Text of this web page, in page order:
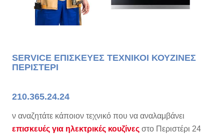
SERVICE ΕΠΙΣΚΕΥΕΣ ΤΕΧΝΙΚΟΙ ΚΟΥΖΙΝΕΣ
ΠΕΡΙΣΤΕΡΙ
210.365.24.24
ν αναζητάτε κάποιον τεχνικό που να αναλαμβάνει
επισκευές για ηλεκτρικές κουζίνες στο Περιστέρι 24